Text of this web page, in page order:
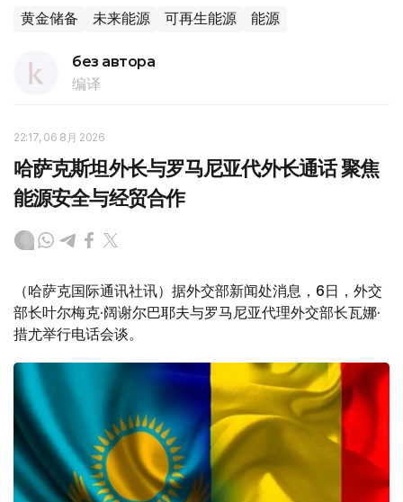
黄金储备 未来能源 可再生能源 能源
без автора
编译
22:17, 06 8月 2026
哈萨克斯坦外长与罗马尼亚代外长通话 聚焦
能源安全与经贸合作
（哈萨克国际通讯社讯）据外交部新闻处消息，6日，外交
部长叶尔梅克·阔谢尔巴耶夫与罗马尼亚代理外交部长瓦娜·
措尤举行电话会谈。